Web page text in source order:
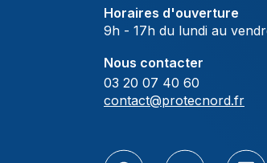
Horaires d'ouverture
9h - 17h du lundi au
Nous contacter
03 20 07 40 60
contact@protecnord.fr